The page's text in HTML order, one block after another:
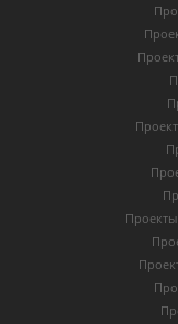
Проекты